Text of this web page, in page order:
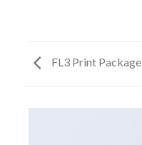
FL3 Print Package